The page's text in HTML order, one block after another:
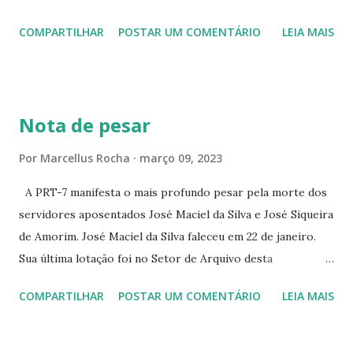
PEIXOTO 1307 ☆CINE IRIS RUA FLORIANO PEIXOTO 1206
☆CINE VIP CLUBE RUA 24 DE MAIO 825 ☆CINE ECLIPSE
COMPARTILHAR POSTAR UM COMENTÁRIO LEIA MAIS
Nota de pesar
Por Marcellus Rocha março 09, 2023
A PRT-7 manifesta o mais profundo pesar pela morte dos
servidores aposentados José Maciel da Silva e José Siqueira
de Amorim. José Maciel da Silva faleceu em 22 de janeiro.
Sua última lotação foi no Setor de Arquivo desta
Siqueira Amorim faleceu em 28 de fevereiro e encerrou a
COMPARTILHAR POSTAR UM COMENTÁRIO LEIA MAIS